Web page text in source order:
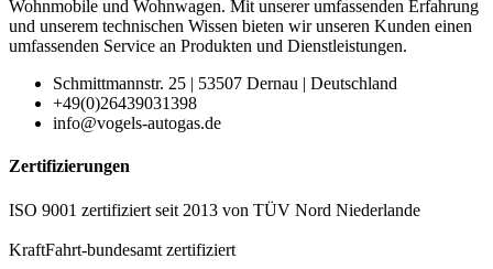
Wohnmobile und Wohnwagen. Mit unserer umfassenden Erfahrung
und unserem technischen Wissen bieten wir unseren Kunden einen
umfassenden Service an Produkten und Dienstleistungen.
Schmittmannstr. 25 | 53507 Dernau | Deutschland
+49(0)26439031398
info@vogels-autogas.de
Zertifizierungen
ISO 9001 zertifiziert seit 2013 von TÜV Nord Niederlande
KraftFahrt-bundesamt zertifiziert